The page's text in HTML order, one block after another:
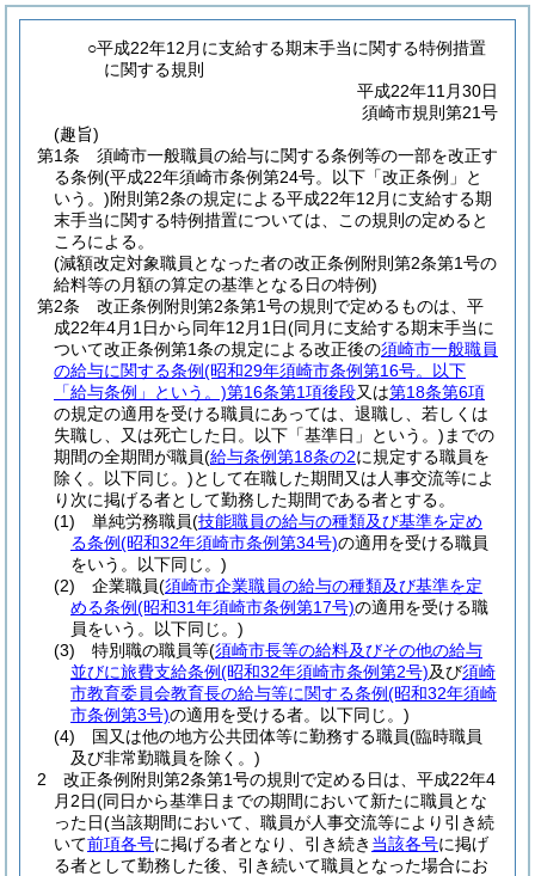
○平成22年12月に支給する期末手当に関する特例措置
に関する規則
平成22年11月30日
須崎市規則第21号
(趣旨)
第1条
須崎市一般職員の給与に関する条例等の一部を改正す
る条例(平成22年須崎市条例第24号。以下「改正条例」と
いう。)附則第2条の規定による平成22年12月に支給する期
末手当に関する特例措置については、この規則の定めると
ころによる。
(減額改定対象職員となった者の改正条例附則第2条第1号の
給料等の月額の算定の基準となる日の特例)
第2条
改正条例附則第2条第1号の規則で定めるものは、平
成22年4月1日から同年12月1日(同月に支給する期末手当に
ついて改正条例第1条の規定による改正後の須崎市一般職員
の給与に関する条例(昭和29年須崎市条例第16号。以下
「給与条例」という。)第16条第1項後段又は第18条第6項
の規定の適用を受ける職員にあっては、退職し、若しくは
失職し、又は死亡した日。以下「基準日」という。) までの
期間の全期間が職員(給与条例第18条の2に規定する職員を
除く。以下同じ。)として在職した期間又は人事交流等によ
り次に掲げる者として勤務した期間である者とする。
(1)
単純労務職員(技能職員の給与の種類及び基準を定め
る条例(昭和32年須崎市条例第34号)の適用を受ける職員
をいう。以下同じ。)
(2)
企業職員(須崎市企業職員の給与の種類及び基準を定
める条例(昭和31年須崎市条例第17号)の適用を受ける職
員をいう。以下同じ。)
(3)
特別職の職員等(須崎市長等の給料及びその他の給与
並びに旅費支給条例(昭和32年須崎市条例第2号)及び須崎
市教育委員会教育長の給与等に関する条例(昭和32年須崎
市条例第3号)の適用を受ける者。以下同じ。)
(4)
国又は他の地方公共団体等に勤務する職員(臨時職員
及び非常勤職員を除く。)
2
改正条例附則第2条第1号の規則で定める日は、平成22年4
月2日(同日から基準日までの期間において新たに職員とな
った日(当該期間において、職員が人事交流等により引き続
いて前項各号に掲げる者となり、引き続き 当該各号に掲げ
る者として勤務した後、引き続いて職員となった場合にお